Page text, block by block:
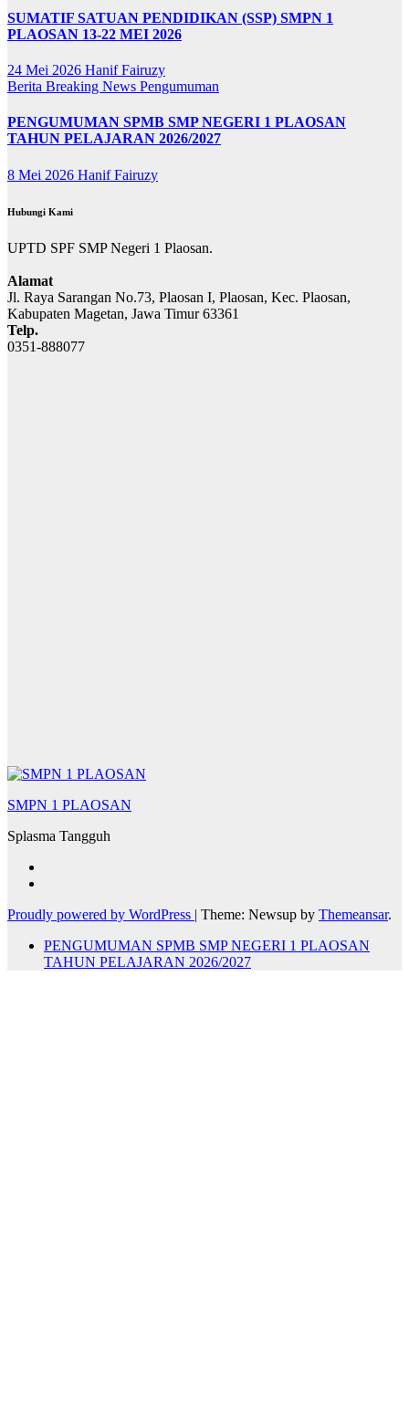
SUMATIF SATUAN PENDIDIKAN (SSP) SMPN 1
PLAOSAN 13-22 MEI 2026
24 Mei 2026 Hanif Fairuzy
Berita Breaking News Pengumuman
PENGUMUMAN SPMB SMP NEGERI 1 PLAOSAN
TAHUN PELAJARAN 2026/2027
8 Mei 2026 Hanif Fairuzy
Hubungi Kami
UPTD SPF SMP Negeri 1 Plaosan.
Alamat
Jl. Raya Sarangan No.73, Plaosan I, Plaosan, Kec. Plaosan,
Kabupaten Magetan, Jawa Timur 63361
Telp.
0351-888077
SMPN 1 PLAOSAN
Splasma Tangguh
Proudly powered by WordPress | Theme: Newsup by Themeansar.
PENGUMUMAN SPMB SMP NEGERI 1 PLAOSAN
TAHUN PELAJARAN 2026/2027